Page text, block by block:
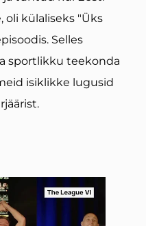
oli külaliseks "Üks
Selles
sportlikku teekonda
isiklikke lugusid